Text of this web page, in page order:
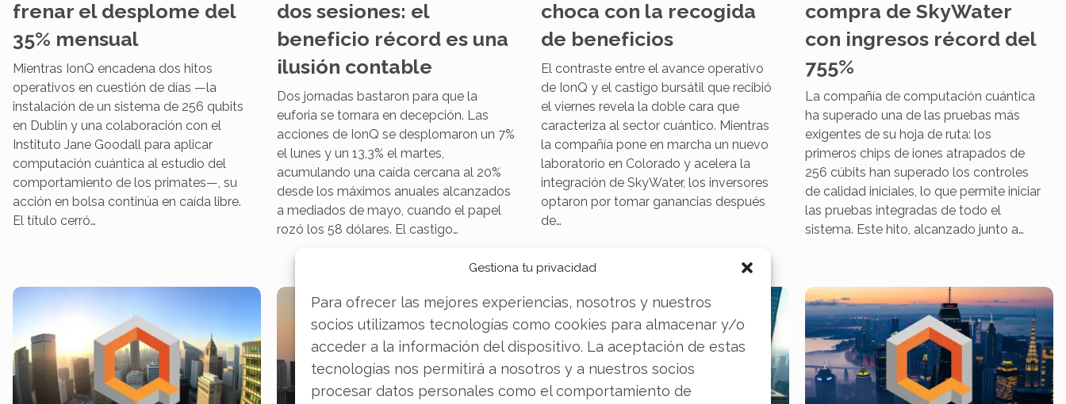
Gestiona tu privacidad
Para ofrecer las mejores experiencias, nosotros y nuestros
socios utilizamos tecnologías como cookies para almacenar y/o
acceder a la información del dispositivo. La aceptación de estas
tecnologías nos permitirá a nosotros y a nuestros socios
procesar datos personales como el comportamiento de
frenar el desplome del
35% mensual
Mientras IonQ encadena dos hitos
operativos en cuestión de días —la
instalación de un sistema de 256 qubits
en Dublín y una colaboración con el
Instituto Jane Goodall para aplicar
computación cuántica al estudio del
comportamiento de los primates—, su
acción en bolsa continúa en caída libre.
El título cerró…
dos sesiones: el
beneficio récord es una
ilusión contable
Dos jornadas bastaron para que la
euforia se tornara en decepción. Las
acciones de IonQ se desplomaron un 7%
el lunes y un 13,3% el martes,
acumulando una caída cercana al 20%
desde los máximos anuales alcanzados
a mediados de mayo, cuando el papel
rozó los 58 dólares. El castigo…
choca con la recogida
de beneficios
El contraste entre el avance operativo
de IonQ y el castigo bursátil que recibió
el viernes revela la doble cara que
caracteriza al sector cuántico. Mientras
la compañía pone en marcha un nuevo
laboratorio en Colorado y acelera la
integración de SkyWater, los inversores
optaron por tomar ganancias después
de…
compra de SkyWater
con ingresos récord del
755%
La compañía de computación cuántica
ha superado una de las pruebas más
exigentes de su hoja de ruta: los
primeros chips de iones atrapados de
256 cúbits han superado los controles
de calidad iniciales, lo que permite iniciar
las pruebas integradas de todo el
sistema. Este hito, alcanzado junto a…